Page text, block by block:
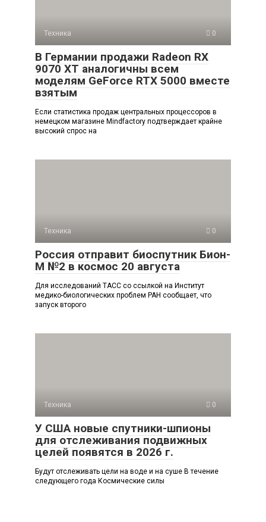
Техника 0
В Германии продажи Radeon RX
9070 XT аналогичны всем
моделям GeForce RTX 5000 вместе
взятым
Если статистика продаж центральных процессоров в
немецком магазине Mindfactory подтверждает крайне
высокий спрос на
Техника 0
Россия отправит биоспутник Бион-
М №2 в космос 20 августа
Для исследований ТАСС со ссылкой на Институт
медико-биологических проблем РАН сообщает, что
запуск второго
Техника 0
У США новые спутники-шпионы
для отслеживания подвижных
целей появятся в 2026 г.
Будут отслеживать цели на воде и на суше В течение
следующего года Космические силы